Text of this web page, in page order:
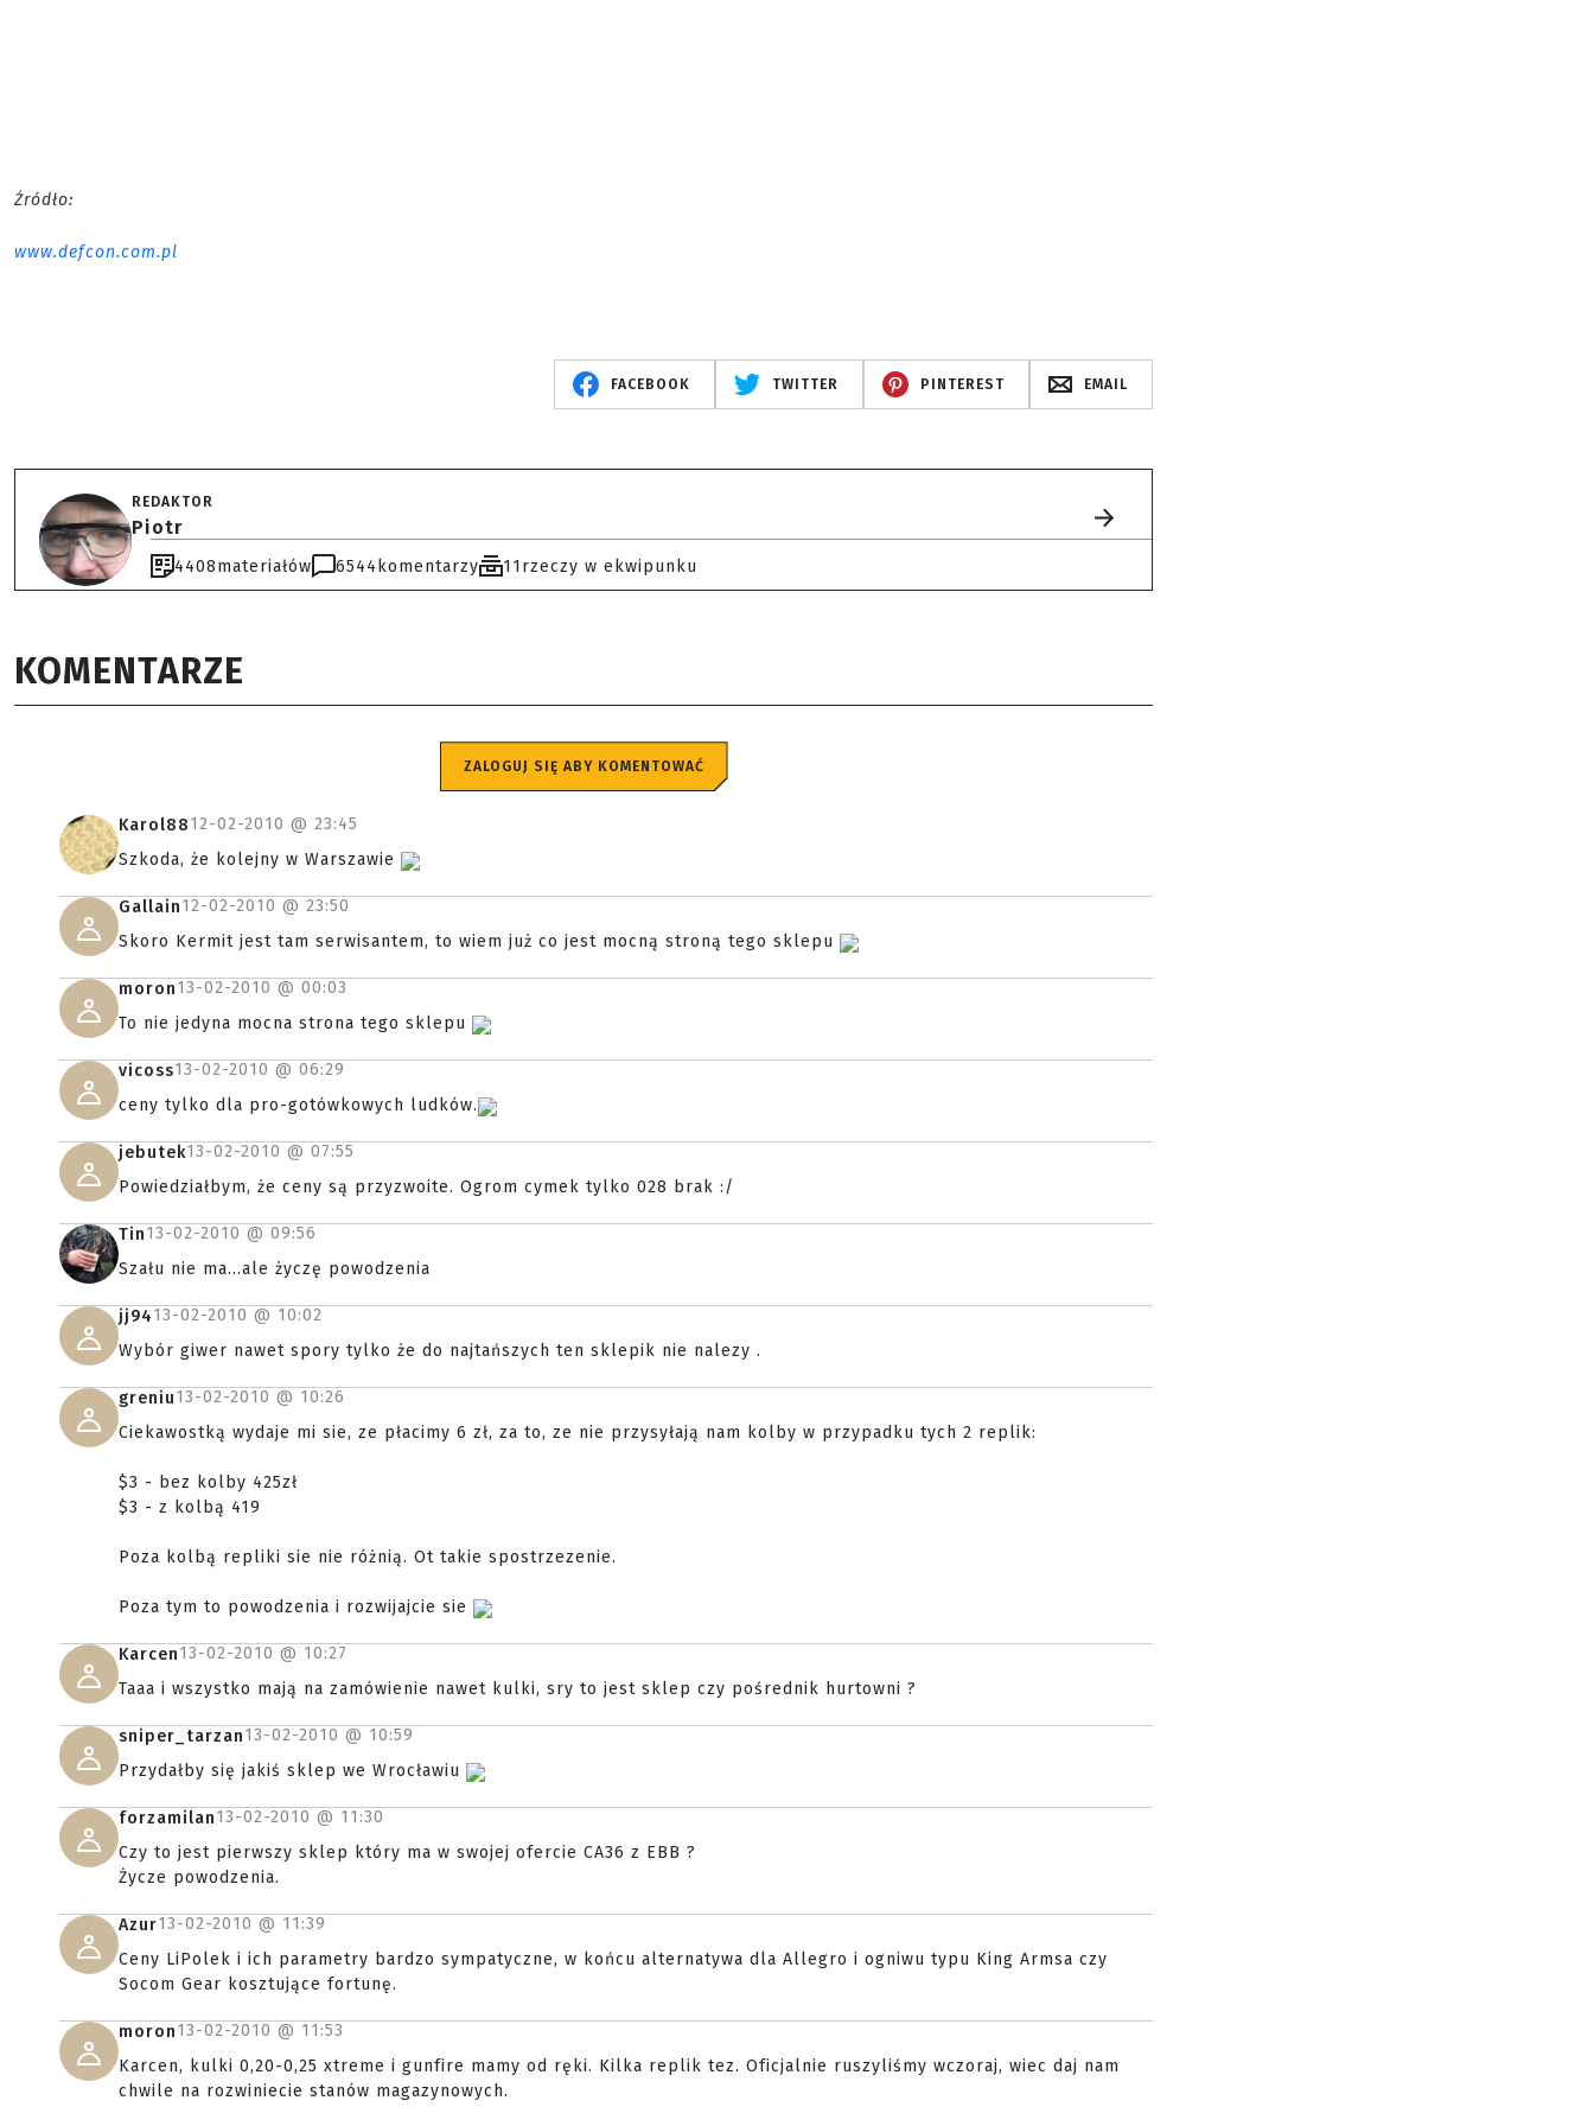
Źródło:
www.defcon.com.pl
FACEBOOK TWITTER PINTEREST EMAIL
REDAKTOR
Piotr
4408materiałów 6544 komentarzy 11rzeczy w ekwipunku
KOMENTARZE
ZALOGUJ SIĘ ABY KOMENTOWAĆ
Karol8812-02-2010 @ 23:45
Szkoda, że kolejny w Warszawie
Gallain12-02-2010 @ 23:50
Skoro Kermit jest tam serwisantem, to wiem już co jest mocną stroną tego sklepu
moron13-02-2010 @ 00:03
To nie jedyna mocna strona tego sklepu
vicoss13-02-2010 @ 06:29
ceny tylko dla pro-gotówkowych ludków.
jebutek13-02-2010 @ 07:55
Powiedziałbym, że ceny są przyzwoite. Ogrom cymek tylko 028 brak :/
Tin13-02-2010 @ 09:56
Szału nie ma...ale życzę powodzenia
jj9413-02-2010 @ 10:02
Wybór giwer nawet spory tylko że do najtańszych ten sklepik nie nalezy .
greniu13-02-2010 @ 10:26
Ciekawostką wydaje mi sie, ze płacimy 6 zł, za to, ze nie przysyłają nam kolby w przypadku tych 2 replik:
$3 - bez kolby 425zł
$3 - z kolbą 419
Poza kolbą repliki sie nie różnią. Ot takie spostrzezenie.
Poza tym to powodzenia i rozwijajcie sie
Karcen13-02-2010 @ 10:27
Taaa i wszystko mają na zamówienie nawet kulki, sry to jest sklep czy pośrednik hurtowni ?
sniper_tarzan13-02-2010 @ 10:59
Przydałby się jakiś sklep we Wrocławiu
forzamilan13-02-2010 @ 11:30
Czy to jest pierwszy sklep który ma w swojej ofercie CA36 z EBB ?
Życze powodzenia.
Azur13-02-2010 @ 11:39
Ceny LiPolek i ich parametry bardzo sympatyczne, w końcu alternatywa dla Allegro i ogniwu typu King Armsa czy
Socom Gear kosztujące fortunę.
moron13-02-2010 @ 11:53
Karcen, kulki 0,20-0,25 xtreme i gunfire mamy od ręki. Kilka replik tez. Oficjalnie ruszyliśmy wczoraj, wiec daj nam
chwile na rozwiniecie stanów magazynowych.